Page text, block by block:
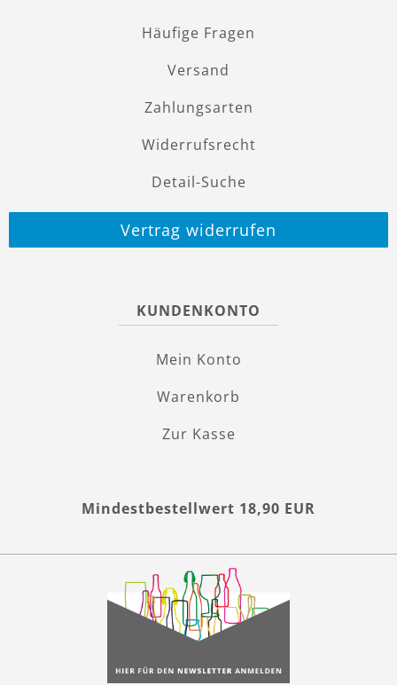
Häufige Fragen
Versand
Zahlungsarten
Widerrufsrecht
Detail-Suche
Vertrag widerrufen
KUNDENKONTO
Mein Konto
Warenkorb
Zur Kasse
Mindestbestellwert 18,90 EUR